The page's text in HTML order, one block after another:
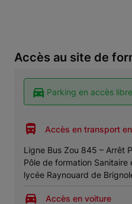
Accès au site de
Parking en accès libre
Accès en transport
Ligne Bus Zou 845 – Arrêt
Pôle de formation
lycée Raynouard de
Accès en voiture